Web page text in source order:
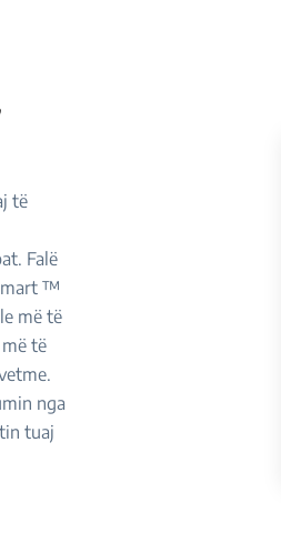
të
Falë
™
më të
të
nga
tuaj